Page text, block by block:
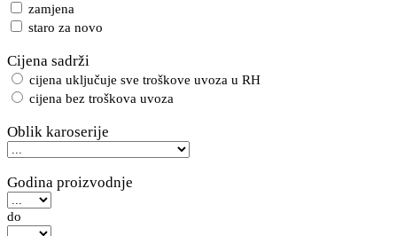
zamjena
staro za novo
Cijena sadrži
cijena uključuje sve troškove uvoza u RH
cijena bez troškova uvoza
Oblik karoserije
Godina proizvodnje
do